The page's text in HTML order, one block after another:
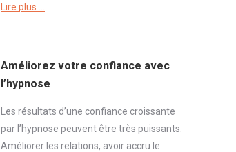
Lire plus …
Améliorez votre confiance avec
l’hypnose
Les résultats d’une confiance croissante
par l’hypnose peuvent être très puissants.
Améliorer les relations, avoir accru le